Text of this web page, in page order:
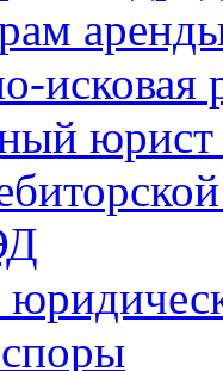
исковая
юрист